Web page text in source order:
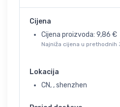
Cijena
Cijena proizvoda: 9,86 €
Najniža cijena u prethodnih
Lokacija
CN, , shenzhen